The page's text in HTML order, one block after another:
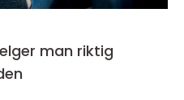
man riktig